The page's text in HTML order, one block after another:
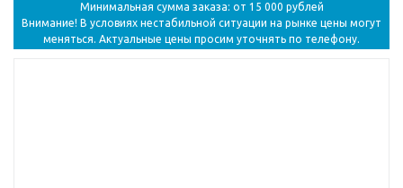
Минимальная сумма заказа: от 15 000 рублей
Внимание! В условиях нестабильной ситуации на рынке цены могут
меняться. Актуальные цены просим уточнять по телефону.